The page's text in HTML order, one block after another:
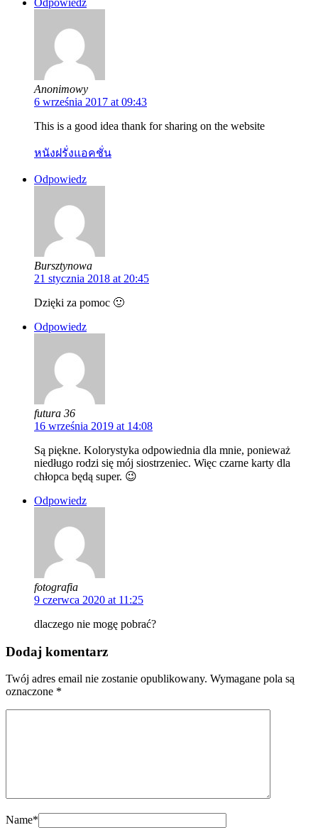
Odpowiedz
Anonimowy
6 września 2017 at 09:43
This is a good idea thank for sharing on the website
หนังฝรั่งแอคชั่น
Odpowiedz
Bursztynowa
21 stycznia 2018 at 20:45
Dzięki za pomoc 🙂
Odpowiedz
futura 36
16 września 2019 at 14:08
Są piękne. Kolorystyka odpowiednia dla mnie, ponieważ
niedługo rodzi się mój siostrzeniec. Więc czarne karty dla
chłopca będą super. 😉
Odpowiedz
fotografia
9 czerwca 2020 at 11:25
dlaczego nie mogę pobrać?
Dodaj komentarz
Twój adres email nie zostanie opublikowany. Wymagane pola są
oznaczone *
Name*